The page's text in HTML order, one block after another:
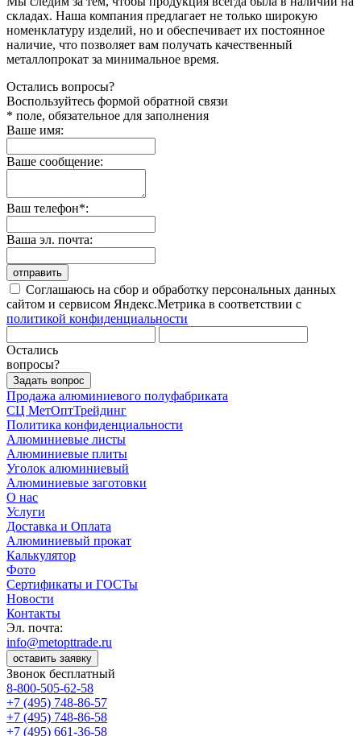
складах. Наша компания предлагает не только широкую
номенклатуру изделий, но и обеспечивает их постоянное
наличие, что позволяет вам получать качественный
металлопрокат за минимальное время.
Остались вопросы?
Воспользуйтесь формой обратной связи
* поле, обязательное для заполнения
Ваше имя:
Ваше сообщение:
Ваш телефон*:
Ваша эл. почта:
отправить
Соглашаюсь на сбор и обработку персональных данных
сайтом и сервисом Яндекс.Метрика в соответствии с
политикой конфиденциальности
Остались
вопросы?
Задать вопрос
Продажа алюминиевого полуфабриката
СЦ МетОптТрейдинг
Политика конфиденциальности
Алюминиевые листы
Алюминиевые плиты
Уголок алюминиевый
Алюминиевые заготовки
О нас
Услуги
Доставка и Оплата
Алюминиевый прокат
Калькулятор
Фото
Сертификаты и ГОСТы
Новости
Контакты
Эл. почта:
info@metopttrade.ru
оставить заявку
Звонок бесплатный
8-800-505-62-58
+7 (495) 748-86-57
+7 (495) 748-86-58
+7 (495) 661-36-58